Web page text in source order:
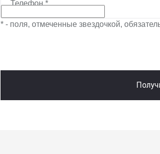
Телефон*
* - поля, отмеченные звездочкой,